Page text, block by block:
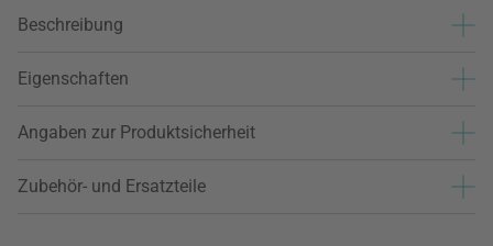
Beschreibung
Eigenschaften
Angaben zur Produktsicherheit
Zubehör- und Ersatzteile